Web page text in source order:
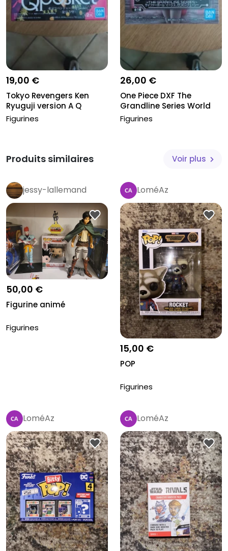
19,00 €
Tokyo Revengers Ken
Ryuguji version A Q
Posket Ban...
Figurines
26,00 €
One Piece DXF The
Grandline Series World
Govt Stus...
Figurines
Produits similaires Voir plus
jessy-lallemand
50,00 €
Figurine animé
Figurines
LoméAz
15,00 €
POP
Figurines
LoméAz LoméAz